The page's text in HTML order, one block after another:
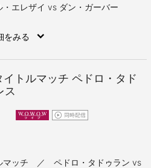
エレザイ vs ダン・ガーバー
をみる
トルマッチ ペドロ・タド
ス
マッチ ／ ペドロ・タドゥラン vs